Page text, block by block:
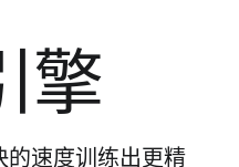
擎
速度训练出更精